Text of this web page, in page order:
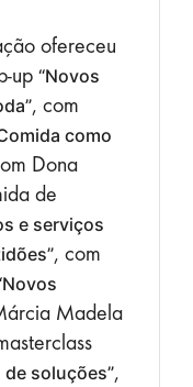
ofereceu
up “Novos
, com
como
Dona
de
e serviços
, com
Madela
soluções”,